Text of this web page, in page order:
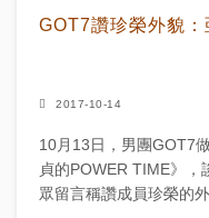
GOT7讚珍榮外貌
2017-10-14
10月13日，男團GOT7
貞的POWER TIME》，談及成
眾留言稱讚成員珍榮的